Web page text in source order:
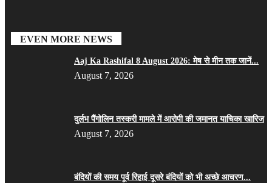
EVEN MORE NEWS
Aaj Ka Rashifal 8 August 2026: मेष से मीन तक जानें...
August 7, 2026
दुर्लभ पैंगोलिन तस्करी मामले में आरोपी की जमानत याचिका खारिज
August 7, 2026
बंदियों की समय पूर्व रिहाई दूसरे बंदियों को भी अच्छे आचरण...